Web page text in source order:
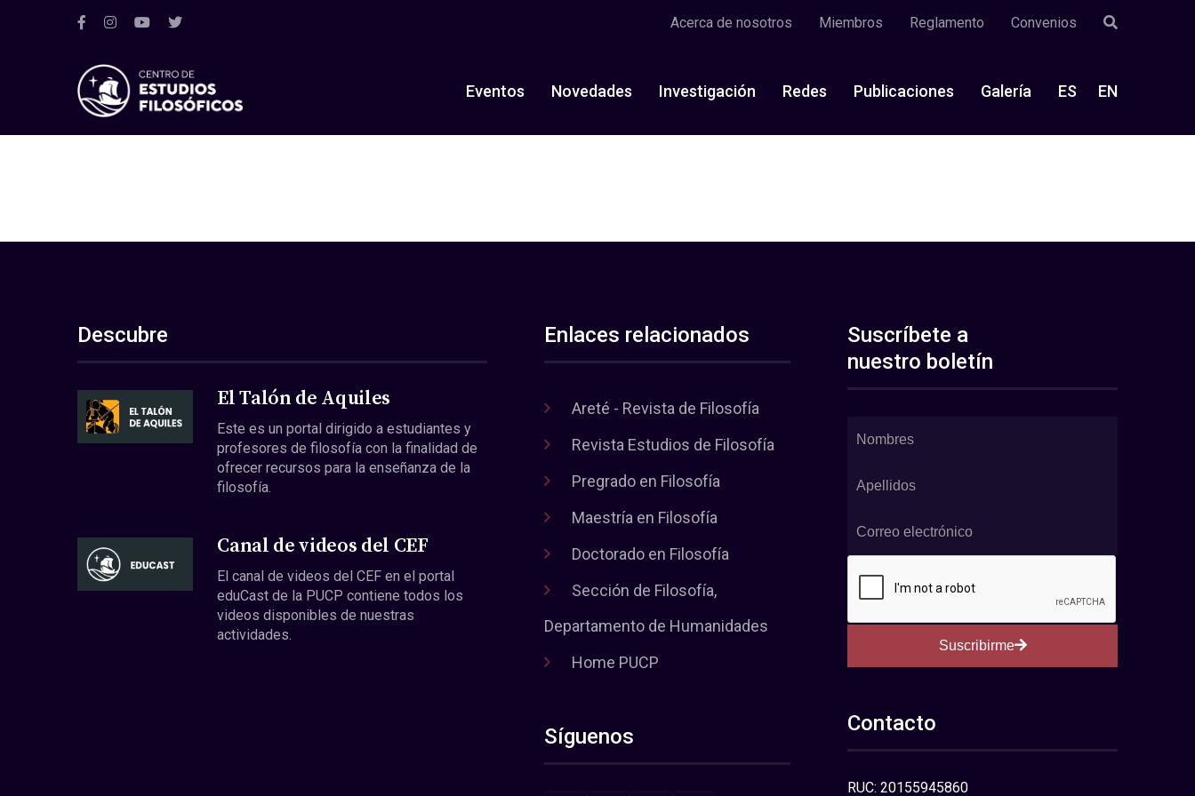
Acerca de nosotros Miembros Reglamento Convenios
Eventos Novedades Investigación Redes Publicaciones Galería ES EN
Descubre
El Talón de Aquiles
Este es un portal dirigido a estudiantes y
profesores de filosofía con la finalidad de
ofrecer recursos para la enseñanza de la
filosofía.
Canal de videos del CEF
El canal de videos del CEF en el portal
eduCast de la PUCP contiene todos los
videos disponibles de nuestras
actividades.
Enlaces relacionados
Areté - Revista de Filosofía
Revista Estudios de Filosofía
Pregrado en Filosofía
Maestría en Filosofía
Doctorado en Filosofía
Sección de Filosofía,
Departamento de Humanidades
Home PUCP
Síguenos
Suscríbete a
nuestro boletín
Suscribirme
Contacto
RUC: 20155945860